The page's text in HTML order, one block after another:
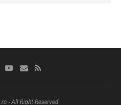
- All Right Reserved